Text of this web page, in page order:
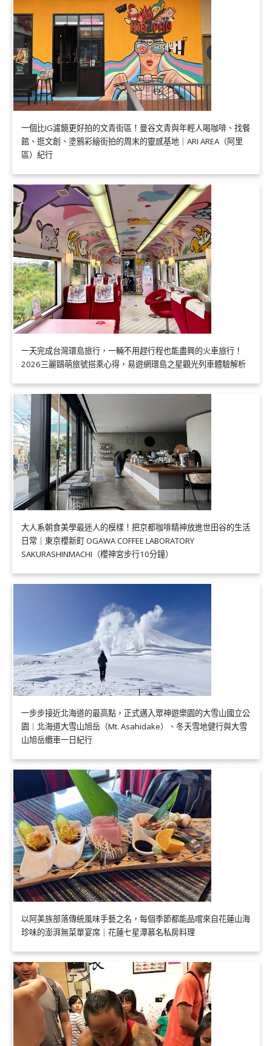
一個比IG濾鏡更好拍的文青街區！曼谷文青與年輕人喝咖啡、找餐
館、逛文創、塗鴉彩繪街拍的周末的靈感基地｜ARI AREA（阿里
區）紀行
一天完成台灣環島旅行，一輛不用趕行程也能盡興的火車旅行！
2026三麗鷗萌旅號搭乘心得，易遊網環島之星觀光列車體驗解析
大人系朝食美學最迷人的模樣！把京都咖啡精神放進世田谷的生活
日常｜東京櫻新町 OGAWA COFFEE LABORATORY
SAKURASHINMACHI（櫻神宮步行10分鐘）
一步步接近北海道的最高點，正式邁入眾神遊樂園的大雪山國立公
園｜北海道大雪山旭岳（Mt. Asahidake）、冬天雪地健行與大雪
山旭岳纜車一日紀行
以阿美族部落傳統風味手藝之名，每個季節都能品嚐來自花蓮山海
珍味的澎湃無菜單宴席｜花蓮七星潭慕名私房料理